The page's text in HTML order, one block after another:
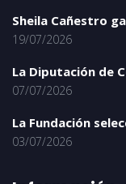
Sheila Cañestro
19/07/2026
La Diputación de
07/07/2026
La Fundación
03/07/2026